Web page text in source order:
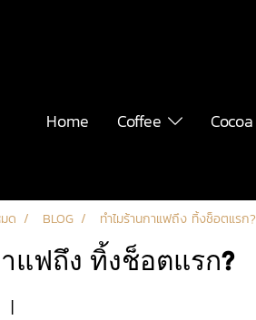
Home Coffee Cocoa
ด BLOG ทำไมร้านกาแฟถึง ทิ้งช็อตแรก?
แฟถึง ทิ้งช็อตแรก?
|